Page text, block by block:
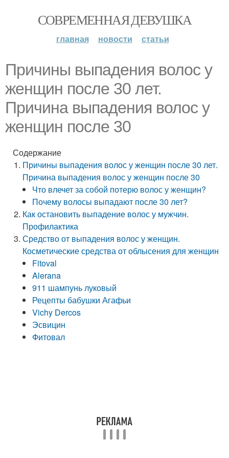
СОВРЕМЕННАЯ ДЕВУШКА
главная новости статьи
Причины выпадения волос у
женщин после 30 лет.
Причина выпадения волос у
женщин после 30
Содержание
Причины выпадения волос у женщин после 30 лет.
Причина выпадения волос у женщин после 30
Что влечет за собой потерю волос у женщин?
Почему волосы выпадают после 30 лет?
Как остановить выпадение волос у мужчин.
Профилактика
Средство от выпадения волос у женщин.
Косметические средства от облысения для женщин
Fitoval
Alerana
911 шампунь луковый
Рецепты бабушки Агафьи
Vichy Dercos
Эсвицин
Фитовал